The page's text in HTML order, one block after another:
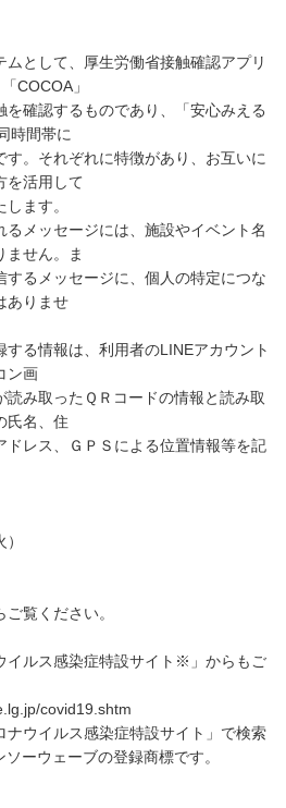
として、厚生労働省接触確認アプリ
COCOA」
確認するものであり、「安心みえる
時間帯に
。それぞれに特徴があり、お互いに
を活用して
ます。
メッセージには、施設やイベント名
ません。ま
るメッセージに、個人の特定につな
ありませ
る情報は、利用者のLINEアカウント
コン画
み取ったＱＲコードの情報と読み取
氏名、住
レス、ＧＰＳによる位置情報等を記
覧ください。
イルス感染症特設サイト※」からもご
covid19.shtm
ウイルス感染症特設サイト」で検索
ーウェーブの登録商標です。